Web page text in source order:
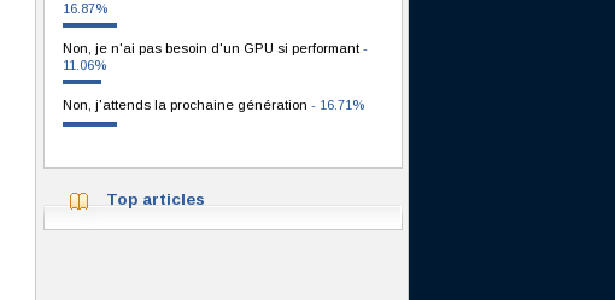
16.87%
Non, je n'ai pas besoin d'un GPU si performant -
11.06%
Non, j'attends la prochaine génération - 16.71%
Top articles